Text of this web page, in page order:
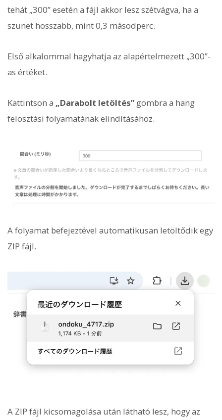
tehát „300” esetén a fájl akkor lesz szétvágva, ha a
szünet hosszabb, mint 0,3 másodperc.
Első alkalommal hagyhatja az alapértelmezett „300”-
as értéket.
Kattintson a „Darabolt letöltés”gombra a hang
felosztási folyamatának elindításához.
A folyamat befejeztével automatikusan letöltődik egy
ZIP fájl.
A ZIP fájl kicsomagolása után látható lesz, hogy az